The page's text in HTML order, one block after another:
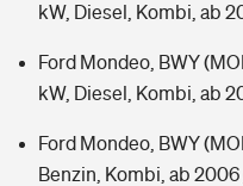
kW, Diesel, Kombi, ab
Ford Mondeo, BWY
kW, Diesel, Kombi, ab
Ford Mondeo, BWY
Benzin, Kombi, ab 2006